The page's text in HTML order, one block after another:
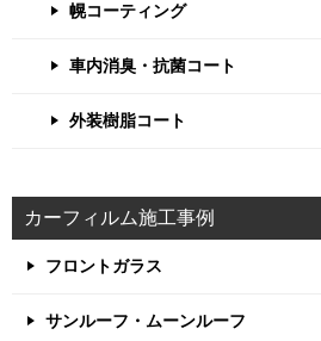
幌コーティング
車内消臭・抗菌コート
外装樹脂コート
カーフィルム施工事例
フロントガラス
サンルーフ・ムーンルーフ